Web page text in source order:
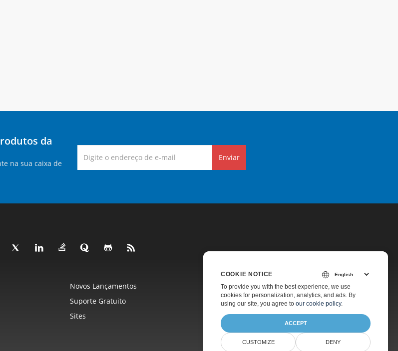
da
na sua caixa de
Enviar
Novos Lançamentos
Preços
Suporte Gratuito
Suporte Pago
Sites Sobre
COOKIE NOTICE
To provide you with the best experience, we use
cookies for personalization, analytics, and ads. By
using our site, you agree to our cookie policy.
ACCEPT
CUSTOMIZE DENY